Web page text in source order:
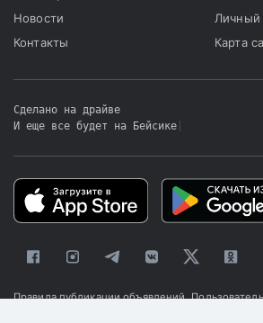
Новости
Контакты
Личный
Карта
Сделано на драйве
И еще все будет на Бейсике
Правила публикации объявлений